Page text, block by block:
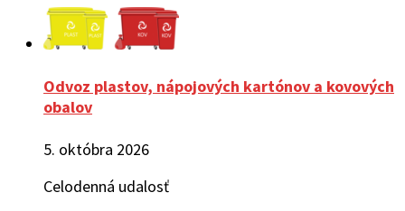
Odvoz plastov, nápojových kartónov a kovových
obalov
5. októbra 2026
Celodenná udalosť